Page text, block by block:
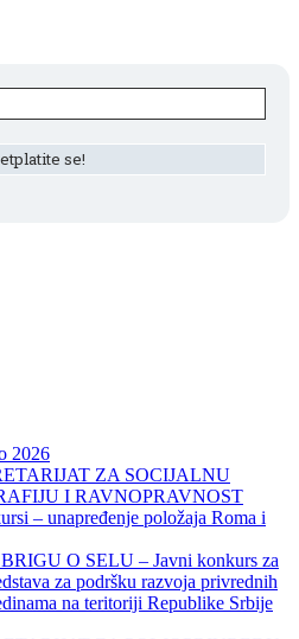
2026
ZA SOCIJALNU
I RAVNOPRAVNOST
– unapređenje položaja Roma i
O SELU – Javni konkurs za
za podršku razvoja privrednih
na teritoriji Republike Srbije